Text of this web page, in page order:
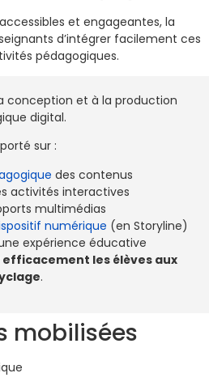
et engageantes, la
d’intégrer facilement ces
pédagogiques.
conception et à la production
digital.
sur :
des contenus
activités interactives
multimédias
numérique (en Storyline)
expérience éducative
les élèves aux
.
mobilisées